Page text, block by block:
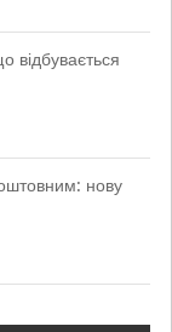
відбувається
нову